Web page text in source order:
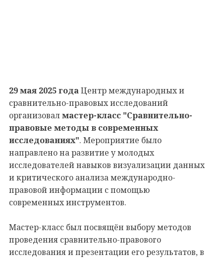
29 мая 2025 годаЦентр международных и
сравнительно-правовых исследований
организовалмастер-класс "Сравнительно-
правовые методы в современных
исследованиях". Мероприятие было
направлено на развитие у молодых
исследователей навыков визуализации данных
и критического анализа международно-
правовой информации с помощью
современных инструментов.
Мастер-класс был посвящён выбору методов
проведения сравнительно-правового
исследования и презентации его результатов, в